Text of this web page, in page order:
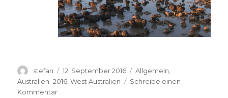
Autor
stefan
Veröffentlicht
am
12. September 2016 Kategorien
Allgemein
Australien_2016 ,West Australien
Schreibe einen
Kommentarzu